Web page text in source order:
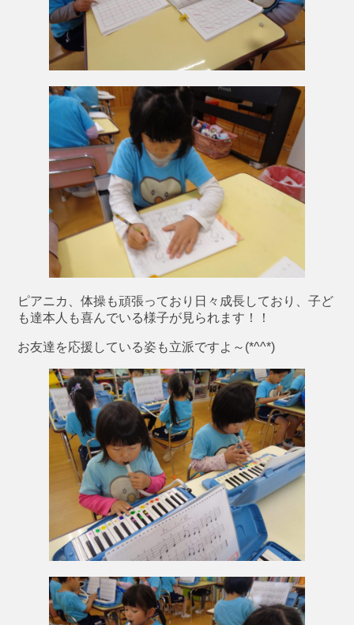
ピアニカ、体操も頑張っており日々成長しており、子ど
も達本人も喜んでいる様子が見られます！！
お友達を応援している姿も立派ですよ～(*^^*)